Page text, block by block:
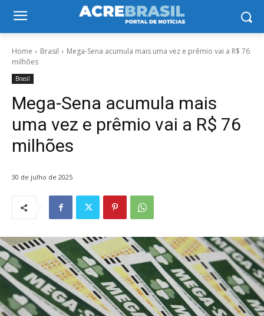
Home Brasil
Mega-Sena acumula mais uma vez e prêmio vai a R$ 76
milhões
Brasil
Mega-Sena acumula mais
uma vez e prêmio vai a R$ 76
milhões
30 de julho de 2025